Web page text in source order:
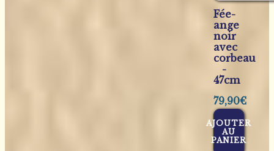
Fée-
ange
noir
avec
corbeau
-
47cm
79,90€
AJOUTER
AU
PANIER